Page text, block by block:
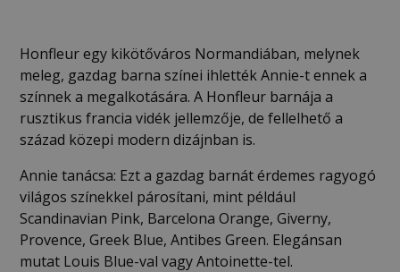
Honfleur egy kikötőváros Normandiában, melynek
meleg, gazdag barna színei ihlették Annie-t ennek a
színnek a megalkotására. A Honfleur barnája a
rusztikus francia vidék jellemzője, de fellelhető a
század közepi modern dizájnban is.
Annie tanácsa: Ezt a gazdag barnát érdemes ragyogó
világos színekkel párosítani, mint például
Scandinavian Pink, Barcelona Orange, Giverny,
Provence, Greek Blue, Antibes Green. Elegánsan
mutat Louis Blue-val vagy Antoinette-tel.